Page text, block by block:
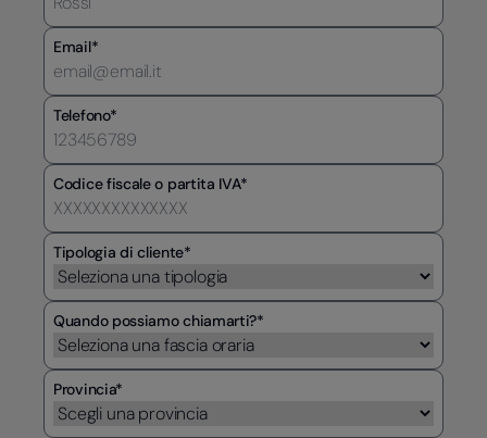
Email*
Telefono*
Codice fiscale o partita IVA*
Tipologia di cliente*
Quando possiamo chiamarti?*
Provincia*